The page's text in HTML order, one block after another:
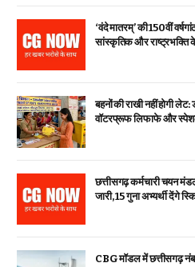
‘वंदे मातरम्’ की 150वीं
सांस्कृतिक और राष्ट्रभक्ति
बहनों की राखी नहीं होगी
वॉटरप्रूफ लिफाफे और
छत्तीसगढ़ कर्मचारी चयन
जारी, 15 गुना अभ्यर्थी देंगे
CBG मॉडल में छत्तीसगढ़